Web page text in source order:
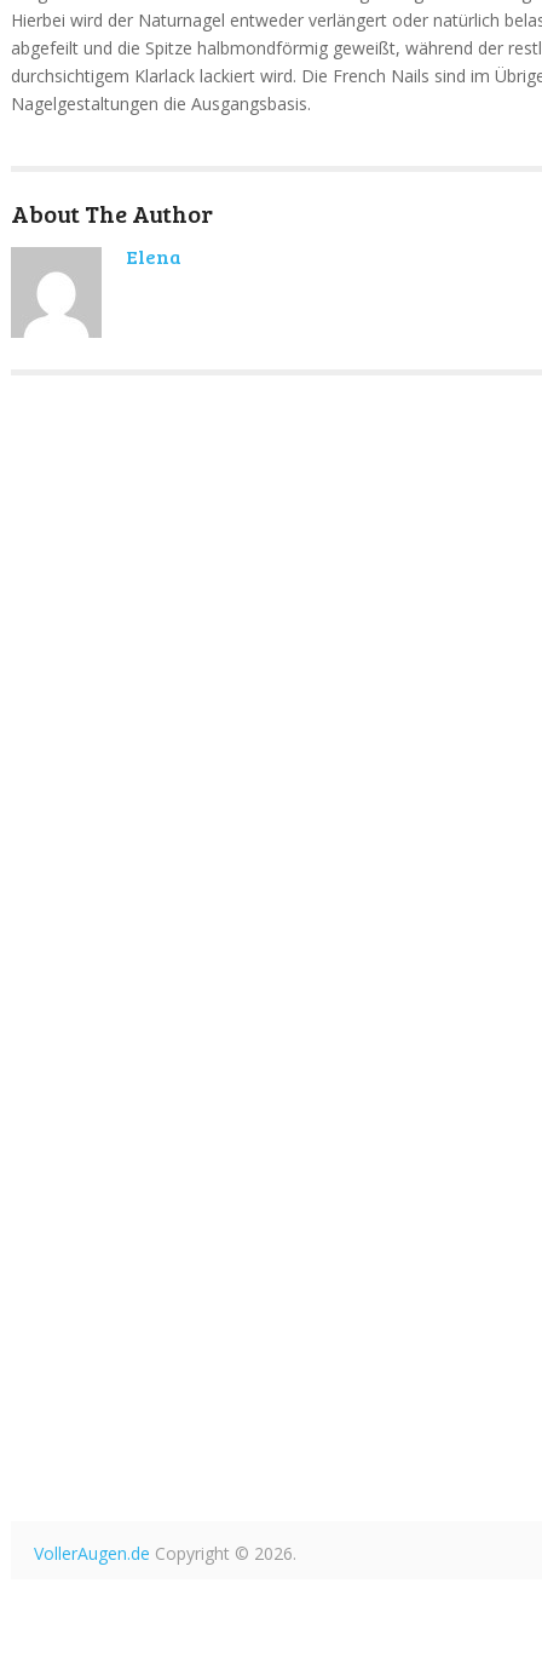
Hierbei wird der Naturnagel entweder verlängert oder natürlich
abgefeilt und die Spitze halbmondförmig geweißt, während der
durchsichtigem Klarlack lackiert wird. Die French Nails sind im
Nagelgestaltungen die Ausgangsbasis.
About The Author
Elena
VollerAugen.de Copyright © 2026.